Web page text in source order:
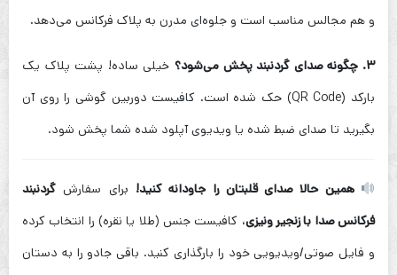
و هم مجالس مناسب است و جلوه‌ای مدرن به پلاک فرکانس می‌دهد.
۳. چگونه صدای گردنبند پخش می‌شود؟
خیلی ساده! پشت پلاک یک
بارکد (QR Code) حک شده است. کافیست دوربین گوشی را روی آن
بگیرید تا صدای ضبط شده یا ویدیوی آپلود شده شما پخش شود.
همین حالا صدای قلبتان را جاودانه کنید! برای سفارش گردنبند
فرکانس صدا با زنجیر ونیزی، کافیست جنس (طلا یا نقره) را انتخاب کرده
و فایل صوتی/ویدیویی خود را بارگذاری کنید. باقی جادو را به دستان